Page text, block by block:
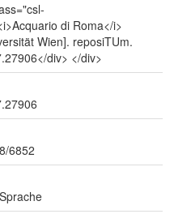
di Roma</i>
Wien]. reposiTUm.
div> </div>
6852